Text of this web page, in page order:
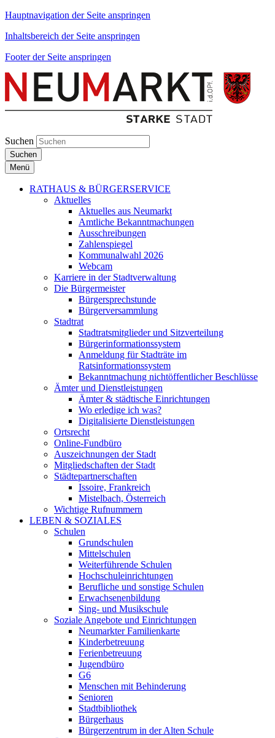
Hauptnavigation der Seite anspringen
Inhaltsbereich der Seite anspringen
Footer der Seite anspringen
Suchen
Suchen
Menü
RATHAUS & BÜRGERSERVICE
Aktuelles
Aktuelles aus Neumarkt
Amtliche Bekanntmachungen
Ausschreibungen
Zahlenspiegel
Kommunalwahl 2026
Webcam
Karriere in der Stadtverwaltung
Die Bürgermeister
Bürgersprechstunde
Bürgerversammlung
Stadtrat
Stadtratsmitglieder und Sitzverteilung
Bürgerinformationssystem
Anmeldung für Stadträte im
Ratsinformationssystem
Bekanntmachung nichtöffentlicher Beschlüsse
Ämter und Dienstleistungen
Ämter & städtische Einrichtungen
Wo erledige ich was?
Digitalisierte Dienstleistungen
Ortsrecht
Online-Fundbüro
Auszeichnungen der Stadt
Mitgliedschaften der Stadt
Städtepartnerschaften
Issoire, Frankreich
Mistelbach, Österreich
Wichtige Rufnummern
LEBEN & SOZIALES
Schulen
Grundschulen
Mittelschulen
Weiterführende Schulen
Hochschuleinrichtungen
Berufliche und sonstige Schulen
Erwachsenenbildung
Sing- und Musikschule
Soziale Angebote und Einrichtungen
Neumarkter Familienkarte
Kinderbetreuung
Ferienbetreuung
Jugendbüro
G6
Menschen mit Behinderung
Senioren
Stadtbibliothek
Bürgerhaus
Bürgerzentrum in der Alten Schule